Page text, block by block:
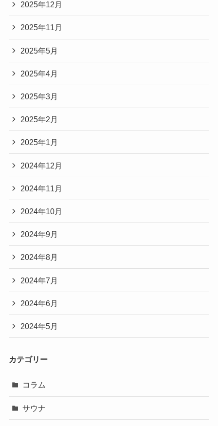
2025年12月
2025年11月
2025年5月
2025年4月
2025年3月
2025年2月
2025年1月
2024年12月
2024年11月
2024年10月
2024年9月
2024年8月
2024年7月
2024年6月
2024年5月
カテゴリー
コラム
サウナ